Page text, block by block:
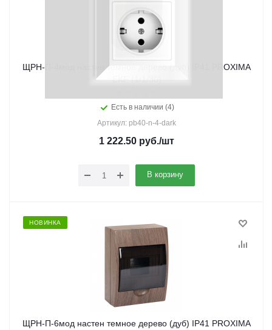
ЩРН-П-4мод настен темное дерево (дуб) IP41 PROXIMA
EKF (1/1/30)
Есть в наличии (4)
Артикул: pb40-n-4-dark
1 222.50 руб./шт
В корзину
НОВИНКА
ЩРН-П-6мод настен темное дерево (дуб) IP41 PROXIMA